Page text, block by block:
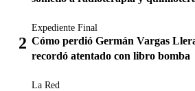
Expediente Final
Cómo perdió Germán Vargas
recordó atentado con libro bomba
La Red